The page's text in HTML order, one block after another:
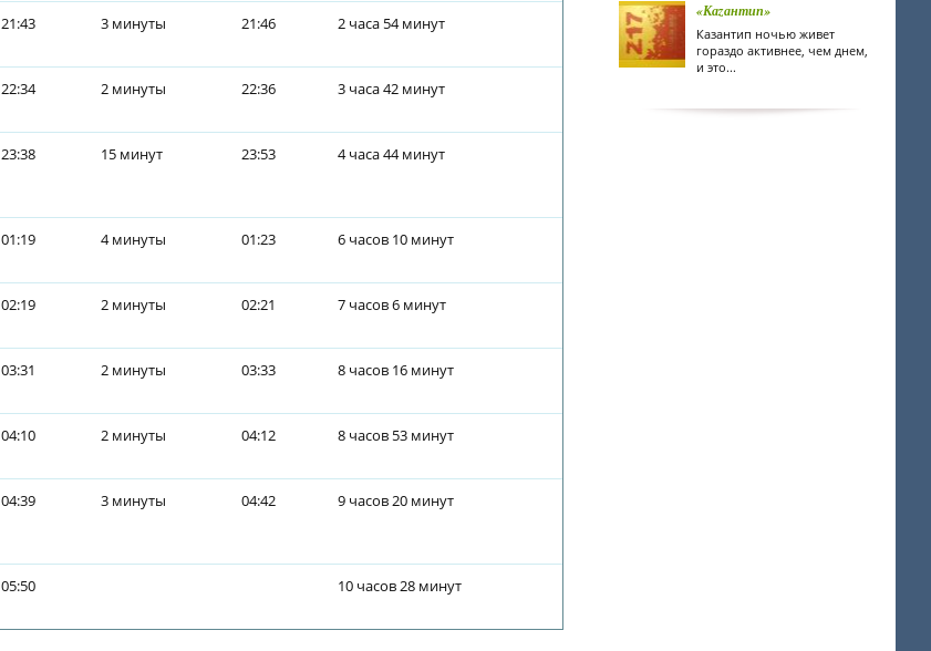
21:43 3 минуты 21:46 2 часа 54 минут
22:34 2 минуты 22:36 3 часа 42 минут
23:38 15 минут 23:53 4 часа 44 минут
01:19 4 минуты 01:23 6 часов 10 минут
02:19 2 минуты 02:21 7 часов 6 минут
03:31 2 минуты 03:33 8 часов 16 минут
04:10 2 минуты 04:12 8 часов 53 минут
04:39 3 минуты 04:42 9 часов 20 минут
05:50 10 часов 28 минут
«Каzантип»
Казантип ночью живет
гораздо активнее, чем днем,
и это...